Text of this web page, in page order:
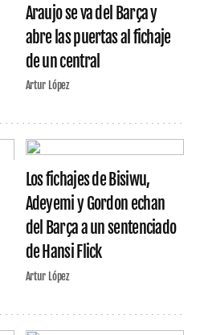
Araujo se va del Barça y
abre las puertas al fichaje
de un central
Artur López
Los fichajes de Bisiwu,
Adeyemi y Gordon echan
del Barça a un sentenciado
de Hansi Flick
Artur López